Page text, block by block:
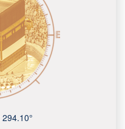
294.10°